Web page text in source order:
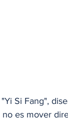
Si Fang",
es mover